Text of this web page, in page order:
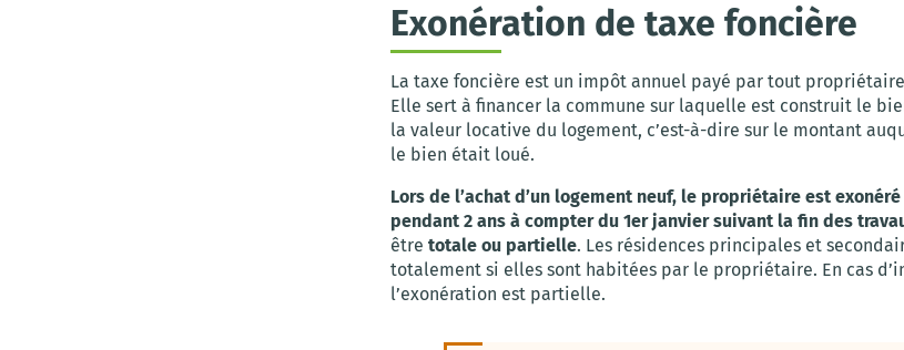
Exonération de taxe foncière
La taxe foncière est un impôt annuel payé par tout
Elle sert à financer la commune sur laquelle est construit le
la valeur locative du logement, c’est-à-dire sur le montant
le bien était loué.
Lors de l’achat d’un logement neuf, le propriétaire est
pendant 2 ans à compter du 1er janvier suivant la fin des
être totale ou partielle. Les résidences principales et
totalement si elles sont habitées par le propriétaire. En cas
l’exonération est partielle.